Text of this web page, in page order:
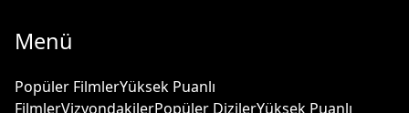
Menü
Popüler FilmlerYüksek Puanlı
FilmlerVizyondakilerPopüler DizilerYüksek Puanlı